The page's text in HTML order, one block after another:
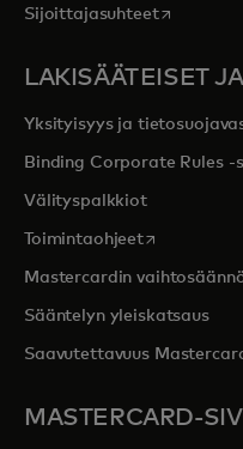
Sijoittajasuhteetopens in a
LAKISÄÄTEISET
Yksityisyys ja
Binding Corporate Rules -
Välityspalkkiot
Toimintaohjeetopens in a
Mastercardin
Sääntelyn yleiskatsaus
Saavutettavuus
MASTERCARD-